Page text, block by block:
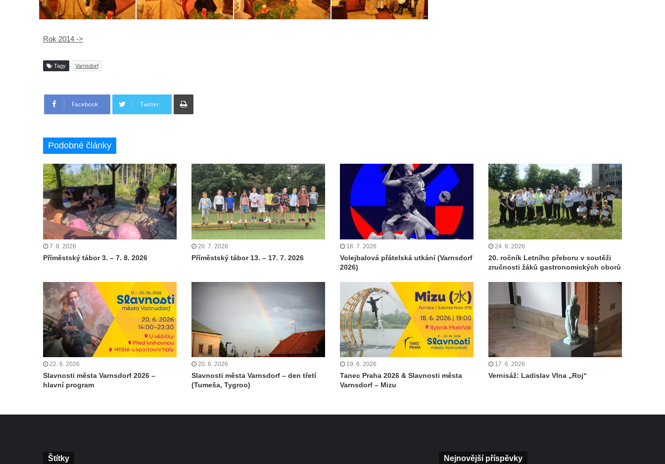
Rok 2014 ->
Tagy Varnsdorf
Facebook Twitter
Tisknout
Podobné články
7. 8. 2026
Příměstský tábor 3. – 7. 8. 2026
20. 7. 2026
Příměstský tábor 13. – 17. 7. 2026
18. 7. 2026
Volejbalová přátelská utkání (Varnsdorf
2026)
24. 6. 2026
20. ročník Letního přeboru v soutěži
zručnosti žáků gastronomických oborů
22. 6. 2026
Slavnosti města Varnsdorf 2026 –
hlavní program
20. 6. 2026
Slavnosti města Varnsdorf – den třetí
(Tumeša, Tygroo)
19. 6. 2026
Tanec Praha 2026 & Slavnosti města
Varnsdorf – Mizu
17. 6. 2026
Vernisáž: Ladislav Vlna „Roj“
Štítky Nejnovější příspěvky